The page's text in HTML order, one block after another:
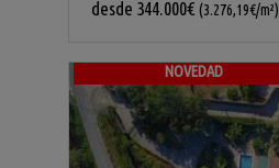
desde 344.000€ (3.276,19€/m²)
NOVEDAD